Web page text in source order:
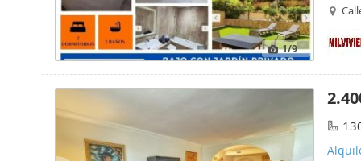
1/9